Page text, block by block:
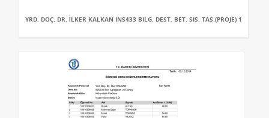
YRD. DOÇ. DR. İLKER KALKAN INS433 BILG. DEST. BET. SIS. TAS.(PROJE) 1